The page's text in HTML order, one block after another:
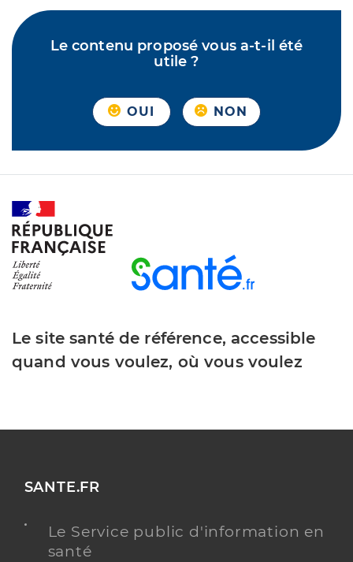
Le contenu proposé vous a-t-il été
utile ?
OUI NON
Le site santé de référence, accessible
quand vous voulez, où vous voulez
SANTE.FR
Le Service public d'information en
santé